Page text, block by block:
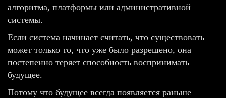
алгоритма, платформы или административной
системы.
Если система начинает считать, что существовать
может только то, что уже было разрешено, она
постепенно теряет способность воспринимать
будущее.
Потому что будущее всегда появляется раньше